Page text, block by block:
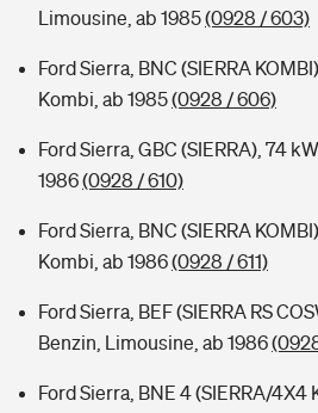
Limousine, ab 1985(0928 / 603)
Ford Sierra, BNC (SIERRA
Kombi, ab 1985(0928 / 606)
Ford Sierra, GBC (SIERRA), 74
1986(0928 / 610)
Ford Sierra, BNC (SIERRA
Kombi, ab 1986(0928 / 611)
Ford Sierra, BEF (SIERRA RS
Benzin, Limousine, ab 1986
Ford Sierra, BNE 4 (SIERRA/4X4